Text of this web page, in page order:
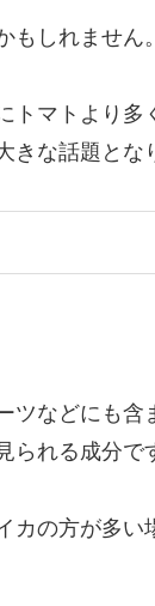
もしれません。
トマトより
な話題とな
ツなどにも
れる成分で
カの方が多